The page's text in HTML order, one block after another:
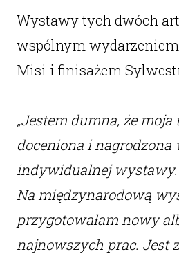
Wystawy tych dwóch
wspólnym
Misi i finisażem
„Jestem dumna, że moja
doceniona i nagrodzona
indywidualnej wystawy.
Na międzynarodową
przygotowałam nowy
najnowszych prac. Jest